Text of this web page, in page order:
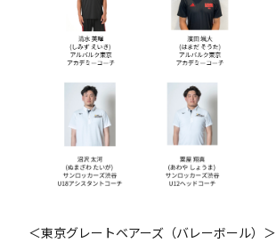
＜東京グレートベアーズ（バレーボール）＞